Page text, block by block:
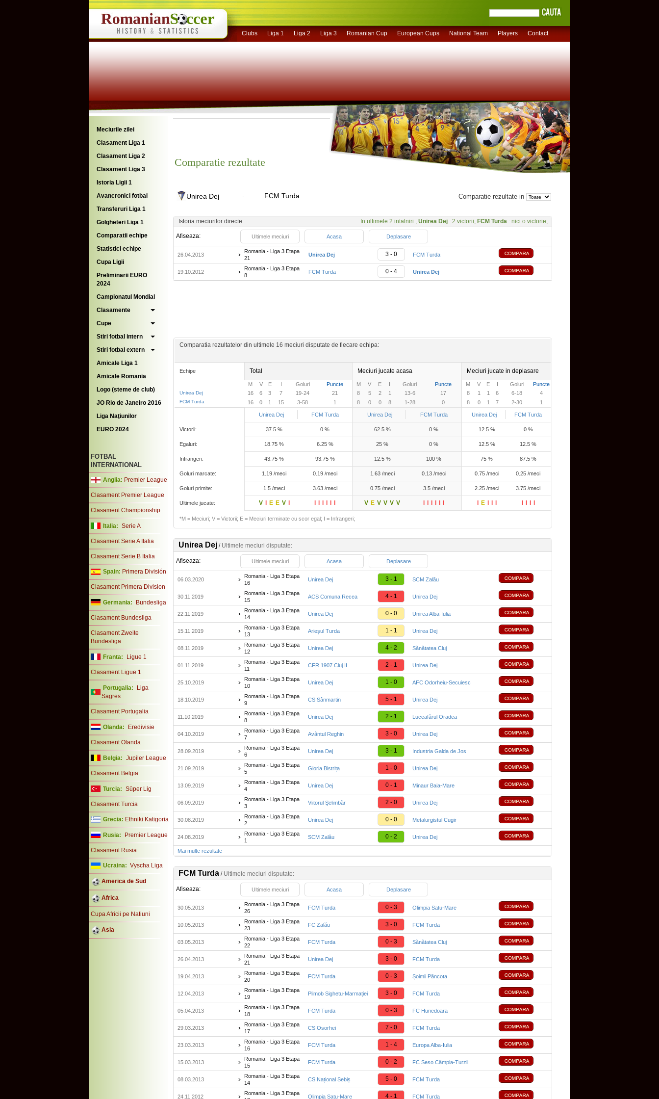
Clubs Liga 1 Liga 2 Liga 3 Romanian Cup European Cups National Team Players Contact
Meciurile zilei
Clasament Liga 1
Clasament Liga 2
Clasament Liga 3
Istoria Ligii 1
Avancronici fotbal
Transferuri Liga 1
Golgheteri Liga 1
Comparatii echipe
Statistici echipe
Cupa Ligii
Preliminarii EURO
2024
Campionatul Mondial
Clasamente
Cupe
Stiri fotbal intern
Stiri fotbal extern
Amicale Liga 1
Amicale Romania
Logo (steme de club)
JO Rio de Janeiro 2016
Liga Naţiunilor
EURO 2024
FOTBAL
INTERNATIONAL
Anglia: Premier League
Clasament Premier League
Clasament Championship
Italia: Serie A
Clasament Serie A Italia
Clasament Serie B Italia
Spain: Primera División
Clasament Primera Division
Germania: Bundesliga
Clasament Bundesliga
Clasament Zweite
Bundesliga
Franta: Ligue 1
Clasament Ligue 1
Portugalia:
Liga
Sagres
Clasament Portugalia
Olanda: Eredivisie
Clasament Olanda
Belgia: Jupiler League
Clasament Belgia
Turcia: Süper Lig
Clasament Turcia
Grecia: Ethniki Katigoria
Rusia: Premier League
Clasament Rusia
Ucraina: Vyscha Liga
America de Sud
Africa
Cupa Africii pe Natiuni
Asia
Comparatie rezultate
Unirea Dej - FCM Turda Comparatie rezultate in
Istoria meciurilor directe In ultimele 2 intalniri , Unirea Dej : 2 victorii, FCM Turda : nici o victorie,
Afiseaza: Ultimele meciuri Acasa Deplasare
26.04.2013
Romania - Liga 3 Etapa
21
Unirea Dej 3 - 0 FCM Turda
19.10.2012
Romania - Liga 3 Etapa
8
FCM Turda 0 - 4 Unirea Dej
Comparatia rezultatelor din ultimele 16 meciuri disputate de fiecare echipa:
Echipe Total Meciuri jucate acasa Meciuri jucate in deplasare
M V E I Goluri Puncte M V E I Goluri Puncte M V E I Goluri Puncte
Unirea Dej 16 6 3 7 19-24 21 8 5 2 1 13-6 17 8 1 1 6 6-18 4
FCM Turda 16 0 1 15 3-58 1 8 0 0 8 1-28 0 8 0 1 7 2-30 1
Unirea Dej FCM Turda Unirea Dej FCM Turda Unirea Dej FCM Turda
Victorii: 37.5 % 0 % 62.5 % 0 % 12.5 % 0 %
Egaluri: 18.75 % 6.25 % 25 % 0 % 12.5 % 12.5 %
Infrangeri: 43.75 % 93.75 % 12.5 % 100 % 75 % 87.5 %
Goluri marcate: 1.19 /meci 0.19 /meci 1.63 /meci 0.13 /meci 0.75 /meci 0.25 /meci
Goluri primite: 1.5 /meci 3.63 /meci 0.75 /meci 3.5 /meci 2.25 /meci 3.75 /meci
Ultimele jucate: V E E V V E V V V V E
*M = Meciuri; V = Victorii; E = Meciuri terminate cu scor egal; I = Infrangeri;
Unirea Dej / Ultimele meciuri disputate:
Afiseaza: Ultimele meciuri Acasa Deplasare
06.03.2020
Romania - Liga 3 Etapa
16
Unirea Dej 3 - 1 SCM Zalău
30.11.2019
Romania - Liga 3 Etapa
15
ACS Comuna Recea 4 - 1 Unirea Dej
22.11.2019
Romania - Liga 3 Etapa
14
Unirea Dej 0 - 0 Unirea Alba-Iulia
15.11.2019
Romania - Liga 3 Etapa
13
Arieșul Turda 1 - 1 Unirea Dej
08.11.2019
Romania - Liga 3 Etapa
12
Unirea Dej 4 - 2 Sănătatea Cluj
01.11.2019
Romania - Liga 3 Etapa
11
CFR 1907 Cluj II 2 - 1 Unirea Dej
25.10.2019
Romania - Liga 3 Etapa
10
Unirea Dej 1 - 0 AFC Odorheiu-Secuiesc
18.10.2019
Romania - Liga 3 Etapa
9
CS Sânmartin 5 - 1 Unirea Dej
11.10.2019
Romania - Liga 3 Etapa
8
Unirea Dej 2 - 1 Luceafărul Oradea
04.10.2019
Romania - Liga 3 Etapa
7
Avântul Reghin 3 - 0 Unirea Dej
28.09.2019
Romania - Liga 3 Etapa
6
Unirea Dej 3 - 1 Industria Galda de Jos
21.09.2019
Romania - Liga 3 Etapa
5
Gloria Bistrița 1 - 0 Unirea Dej
13.09.2019
Romania - Liga 3 Etapa
4
Unirea Dej 0 - 1 Minaur Baia-Mare
06.09.2019
Romania - Liga 3 Etapa
3
Viitorul Şelimbăr 2 - 0 Unirea Dej
30.08.2019
Romania - Liga 3 Etapa
2
Unirea Dej 0 - 0 Metalurgistul Cugir
24.08.2019
Romania - Liga 3 Etapa
1
SCM Zalău 0 - 2 Unirea Dej
Mai multe rezultate
FCM Turda / Ultimele meciuri disputate:
Afiseaza: Ultimele meciuri Acasa Deplasare
30.05.2013
Romania - Liga 3 Etapa
26
FCM Turda 0 - 3 Olimpia Satu-Mare
10.05.2013
Romania - Liga 3 Etapa
23
FC Zalău 3 - 0 FCM Turda
03.05.2013
Romania - Liga 3 Etapa
22
FCM Turda 0 - 3 Sănătatea Cluj
26.04.2013
Romania - Liga 3 Etapa
21
Unirea Dej 3 - 0 FCM Turda
19.04.2013
Romania - Liga 3 Etapa
20
FCM Turda 0 - 3 Șoimii Pâncota
12.04.2013
Romania - Liga 3 Etapa
19
Plimob Sighetu-Marmației 3 - 0 FCM Turda
05.04.2013
Romania - Liga 3 Etapa
18
FCM Turda 0 - 3 FC Hunedoara
29.03.2013
Romania - Liga 3 Etapa
17
CS Osorhei 7 - 0 FCM Turda
23.03.2013
Romania - Liga 3 Etapa
16
FCM Turda 1 - 4 Europa Alba-Iulia
15.03.2013
Romania - Liga 3 Etapa
15
FCM Turda 0 - 2 FC Seso Câmpia-Turzii
08.03.2013
Romania - Liga 3 Etapa
14
CS Național Sebiș 5 - 0 FCM Turda
24.11.2012
Romania - Liga 3 Etapa
Olimpia Satu-Mare 4 - 1 FCM Turda